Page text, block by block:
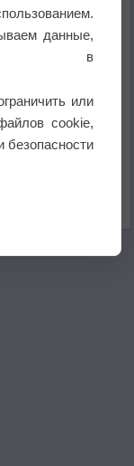
через тень
волны тепла
данные,
в
или
cookie,
безопасности